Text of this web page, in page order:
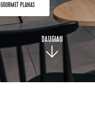
GOURMET PLANAS
DAUGIAU